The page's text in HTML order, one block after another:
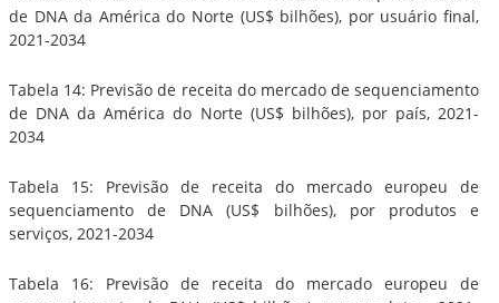
de DNA da América do Norte (US$ bilhões), por usuário final,
2021-2034
Tabela 14: Previsão de receita do mercado de sequenciamento
de DNA da América do Norte (US$ bilhões), por país, 2021-
2034
Tabela 15: Previsão de receita do mercado europeu de
sequenciamento de DNA (US$ bilhões), por produtos e
serviços, 2021-2034
Tabela 16: Previsão de receita do mercado europeu de